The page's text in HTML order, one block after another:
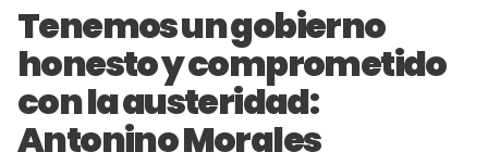
Tenemos un gobierno
honesto y comprometido
con la austeridad:
Antonino Morales